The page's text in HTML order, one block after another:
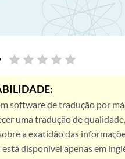
star star star star star
software de tradução por
uma tradução de
a exatidão das
disponível apenas em